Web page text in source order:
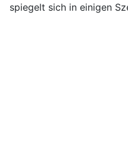
spiegelt sich in einigen